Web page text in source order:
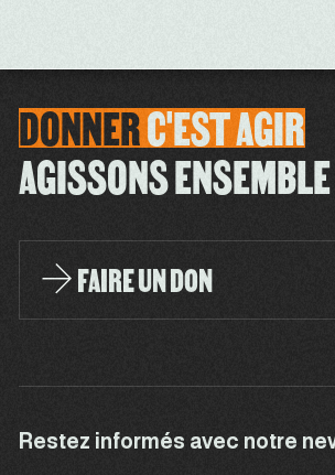
DONNERC'ESTAGIR
AGISSONS ENSEMBLE
FAIRE UN DON
Restez informés avec notre